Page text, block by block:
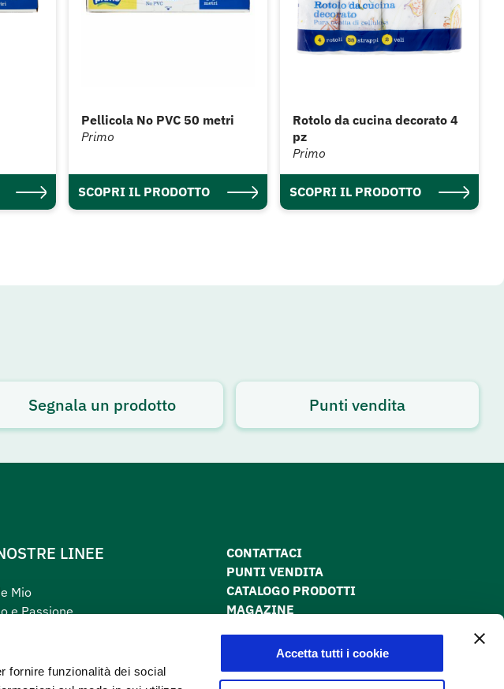
fornire funzionalità dei social
Accetta tutti i cookie
Pellicola No PVC 50 metri
Primo
SCOPRI IL PRODOTTO
Rotolo da cucina decorato 4
pz
Primo
SCOPRI IL PRODOTTO
Segnala un prodotto Punti vendita
LINEE
Mio
e Passione
CONTATTACI
PUNTI VENDITA
CATALOGO PRODOTTI
MAGAZINE
COOKIE POLICY